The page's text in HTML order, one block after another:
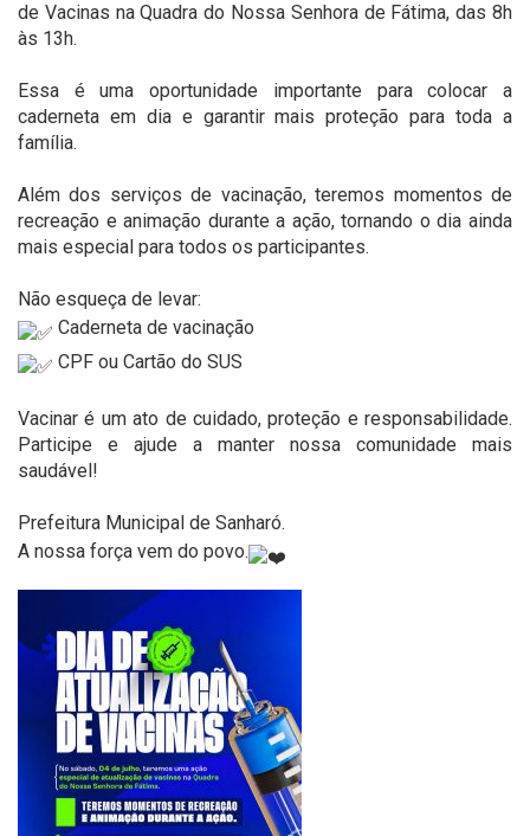
de Vacinas na Quadra do Nossa Senhora de Fátima, das 8h
às 13h.
Essa é uma oportunidade importante para colocar a
caderneta em dia e garantir mais proteção para toda a
família.
Além dos serviços de vacinação, teremos momentos de
recreação e animação durante a ação, tornando o dia ainda
mais especial para todos os participantes.
Não esqueça de levar:
Caderneta de vacinação
CPF ou Cartão do SUS
Vacinar é um ato de cuidado, proteção e responsabilidade.
Participe e ajude a manter nossa comunidade mais
saudável!
Prefeitura Municipal de Sanharó.
A nossa força vem do povo.